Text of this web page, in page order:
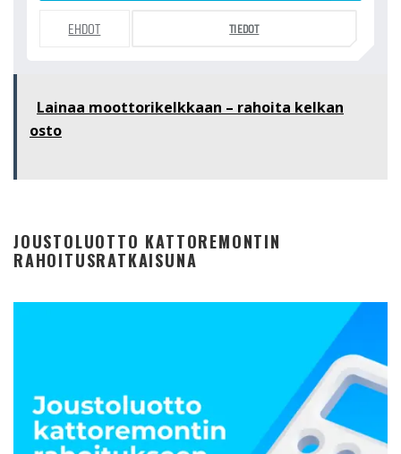
EHDOT TIEDOT
Lainaa moottorikelkkaan – rahoita kelkan
osto
JOUSTOLUOTTO KATTOREMONTIN
RAHOITUSRATKAISUNA